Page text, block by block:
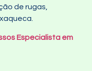
de rugas,
Especialista em